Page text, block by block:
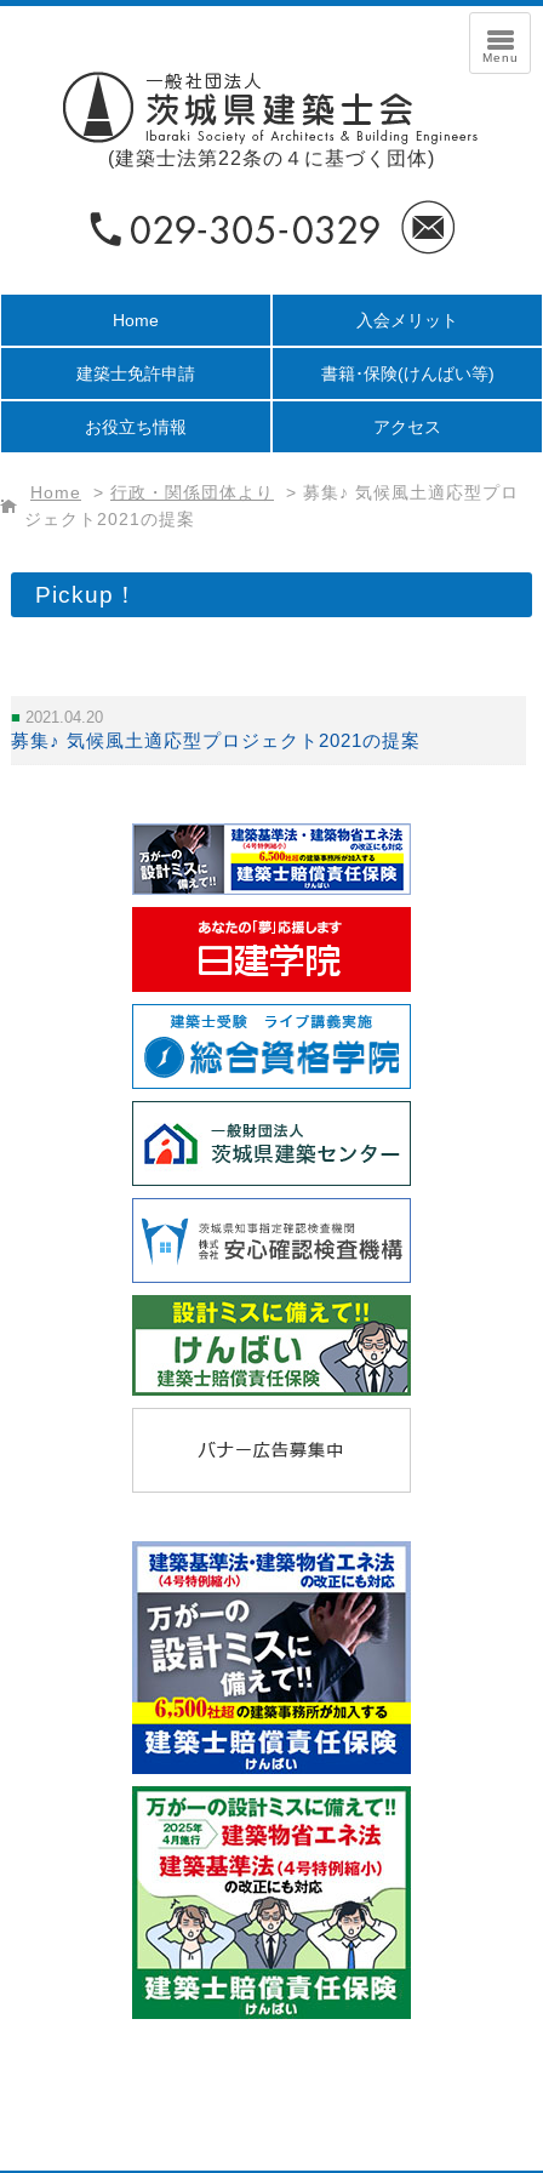
(建築士法第22条の４に基づく団体)
Home 入会メリット
建築士免許申請 書籍･保険(けんばい等)
お役立ち情報 アクセス
Home > 行政・関係団体より > 募集♪ 気候風土適応型プロ
ジェクト2021の提案
Pickup！
2021.04.20
募集♪ 気候風土適応型プロジェクト2021の提案